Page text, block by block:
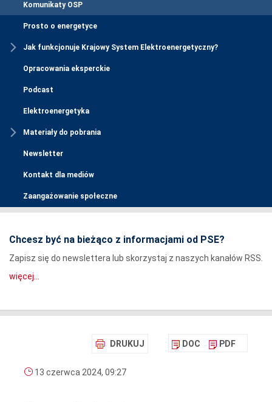
Komunikaty OSP
Prosto o energetyce
Jak funkcjonuje Krajowy System Elektroenergetyczny?
Opracowania eksperckie
Podcast
Elektroenergetyka
Materiały do pobrania
Newsletter
Kontakt dla mediów
Zaangażowanie społeczne
Chcesz być na bieżąco z informacjami od PSE?
Zapisz się do newslettera lub skorzystaj z naszych kanałów RSS.
więcej...
DRUKUJ DOC PDF
13 czerwca 2024, 09:27